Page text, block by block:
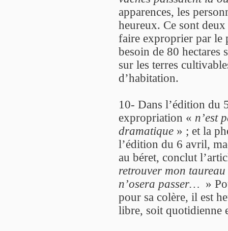
apparences, les
heureux. Ce sont
faire exproprier par le
besoin de 80 hectares
sur les terres
d’habitation.
10- Dans l’édition du
expropriation « n’est
dramatique » ; et la
l’édition du 6 avril,
au béret, conclut
retrouver mon
n’osera passer… »
pour sa colère, il est
libre, soit quotidienne